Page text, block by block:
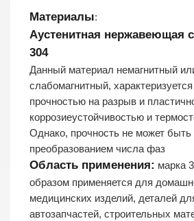
Материалы:
Аустенитная нержавеющая
304
Данный материал немагнитный
слабомагнитный,
прочностью на разрыв и
коррозиеустойчивостью и
Однако, прочность не может быть
преобразованием числа фаз
Область применения: марка
образом применяется для
медицинских изделий, деталей
автозапчастей, строительных